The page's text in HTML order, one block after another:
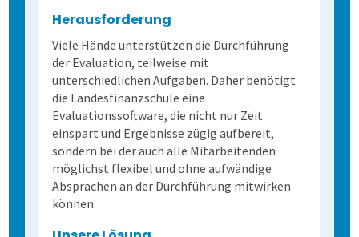
Herausforderung
Viele Hände unterstützen die Durchführung
der Evaluation, teilweise mit
unterschiedlichen Aufgaben. Daher benötigt
die Landesfinanzschule eine
Evaluationssoftware, die nicht nur Zeit
einspart und Ergebnisse zügig aufbereit,
sondern bei der auch alle Mitarbeitenden
möglichst flexibel und ohne aufwändige
Absprachen an der Durchführung mitwirken
können.